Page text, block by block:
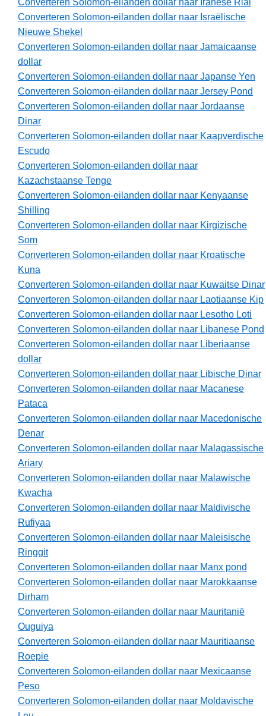
Converteren Solomon-eilanden dollar naar Iranese Rial
Converteren Solomon-eilanden dollar naar Israëlische
Nieuwe Shekel
Converteren Solomon-eilanden dollar naar Jamaicaanse
dollar
Converteren Solomon-eilanden dollar naar Japanse Yen
Converteren Solomon-eilanden dollar naar Jersey Pond
Converteren Solomon-eilanden dollar naar Jordaanse
Dinar
Converteren Solomon-eilanden dollar naar Kaapverdische
Escudo
Converteren Solomon-eilanden dollar naar
Kazachstaanse Tenge
Converteren Solomon-eilanden dollar naar Kenyaanse
Shilling
Converteren Solomon-eilanden dollar naar Kirgizische
Som
Converteren Solomon-eilanden dollar naar Kroatische
Kuna
Converteren Solomon-eilanden dollar naar Kuwaitse Dinar
Converteren Solomon-eilanden dollar naar Laotiaanse Kip
Converteren Solomon-eilanden dollar naar Lesotho Loti
Converteren Solomon-eilanden dollar naar Libanese Pond
Converteren Solomon-eilanden dollar naar Liberiaanse
dollar
Converteren Solomon-eilanden dollar naar Libische Dinar
Converteren Solomon-eilanden dollar naar Macanese
Pataca
Converteren Solomon-eilanden dollar naar Macedonische
Denar
Converteren Solomon-eilanden dollar naar Malagassische
Ariary
Converteren Solomon-eilanden dollar naar Malawische
Kwacha
Converteren Solomon-eilanden dollar naar Maldivische
Rufiyaa
Converteren Solomon-eilanden dollar naar Maleisische
Ringgit
Converteren Solomon-eilanden dollar naar Manx pond
Converteren Solomon-eilanden dollar naar Marokkaanse
Dirham
Converteren Solomon-eilanden dollar naar Mauritanië
Ouguiya
Converteren Solomon-eilanden dollar naar Mauritiaanse
Roepie
Converteren Solomon-eilanden dollar naar Mexicaanse
Peso
Converteren Solomon-eilanden dollar naar Moldavische